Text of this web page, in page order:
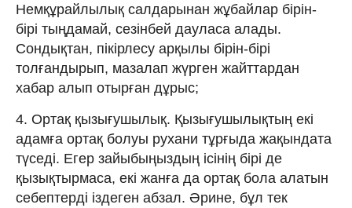
Немқұрайлылық салдарынан жұбайлар бірін-
бірі тыңдамай, сезінбей дауласа алады.
Сондықтан, пікірлесу арқылы бірін-бірі
толғандырып, мазалап жүрген жайттардан
хабар алып отырған дұрыс;
4. Ортақ қызығушылық. Қызығушылықтың екі
адамға ортақ болуы рухани тұрғыда жақындата
түседі. Егер зайыбыңыздың ісінің бірі де
қызықтырмаса, екі жанға да ортақ бола алатын
себептерді іздеген абзал. Әрине, бұл тек